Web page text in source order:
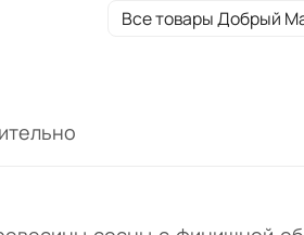
двумя распашными
тремя полками, где
цвете "Натуральная
Все товары Добрый